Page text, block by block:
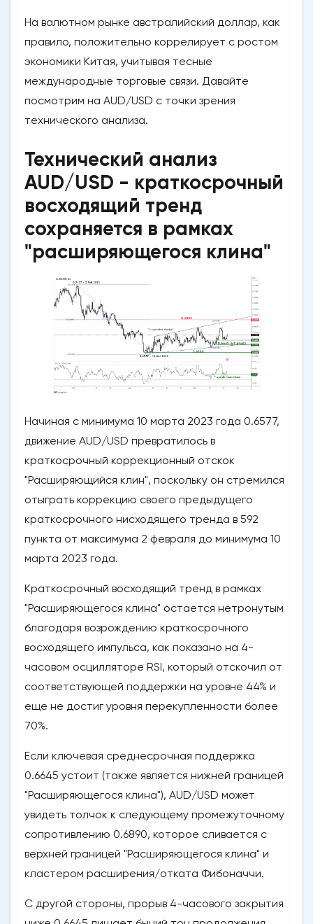
На валютном рынке австралийский доллар, как
правило, положительно коррелирует с ростом
экономики Китая, учитывая тесные
международные торговые связи. Давайте
посмотрим на AUD/USD с точки зрения
технического анализа.
Технический анализ
AUD/USD - краткосрочный
восходящий тренд
сохраняется в рамках
"расширяющегося клина"
Начиная с минимума 10 марта 2023 года 0.6577,
движение AUD/USD превратилось в
краткосрочный коррекционный отскок
"Расширяющийся клин", поскольку он стремился
отыграть коррекцию своего предыдущего
краткосрочного нисходящего тренда в 592
пункта от максимума 2 февраля до минимума 10
марта 2023 года.
Краткосрочный восходящий тренд в рамках
"Расширяющегося клина" остается нетронутым
благодаря возрождению краткосрочного
восходящего импульса, как показано на 4-
часовом осцилляторе RSI, который отскочил от
соответствующей поддержки на уровне 44% и
еще не достиг уровня перекупленности более
70%.
Если ключевая среднесрочная поддержка
0.6645 устоит (также является нижней границей
"Расширяющегося клина"), AUD/USD может
увидеть толчок к следующему промежуточному
сопротивлению 0.6890, которое сливается с
верхней границей "Расширяющегося клина" и
кластером расширения/отката Фибоначчи.
С другой стороны, прорыв 4-часового закрытия